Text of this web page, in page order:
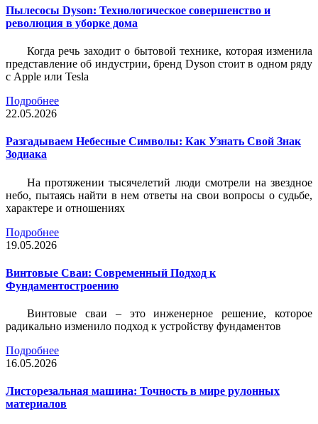
Пылесосы Dyson: Технологическое совершенство и
революция в уборке дома
Когда речь заходит о бытовой технике, которая изменила
представление об индустрии, бренд Dyson стоит в одном ряду
с Apple или Tesla
Подробнее
22.05.2026
Разгадываем Небесные Символы: Как Узнать Свой Знак
Зодиака
На протяжении тысячелетий люди смотрели на звездное
небо, пытаясь найти в нем ответы на свои вопросы о судьбе,
характере и отношениях
Подробнее
19.05.2026
Винтовые Сваи: Современный Подход к
Фундаментостроению
Винтовые сваи – это инженерное решение, которое
радикально изменило подход к устройству фундаментов
Подробнее
16.05.2026
Листорезальная машина: Точность в мире рулонных
материалов